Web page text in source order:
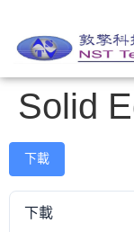
Solid
下載
下載